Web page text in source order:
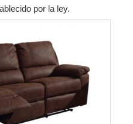
por la ley.